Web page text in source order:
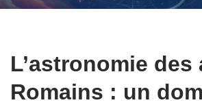
L’astronomie des
Romains : un